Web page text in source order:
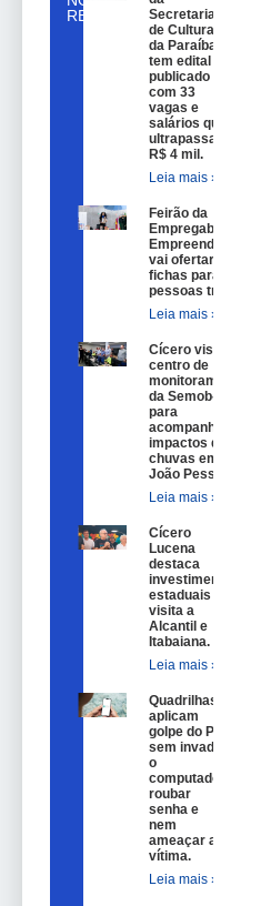
RELACIONADAS
Secretaria
de Cultura
da Paraíba
tem edital
publicado
com 33
vagas e
salários que
ultrapassam
R$ 4 mil.
Leia mais »
Feirão da
Empregabilidade e
Empreendedorismo
vai ofertar 100
fichas para
pessoas trans.
Leia mais »
Cícero visita
centro de
monitoramento
da Semob-JP
para
acompanhar
impactos das
chuvas em
João Pessoa.
Leia mais »
Cícero
Lucena
destaca
investimentos
estaduais em
visita a
Alcantil e
Itabaiana.
Leia mais »
Quadrilhas
aplicam
golpe do Pix
sem invadir
o
computador,
roubar
senha e
nem
ameaçar a
vítima.
Leia mais »